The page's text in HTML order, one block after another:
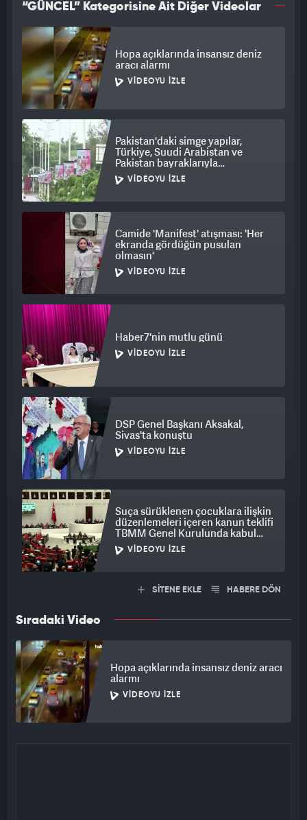
“GÜNCEL” Kategorisine Ait Diğer Videolar
Hopa açıklarında insansız deniz
aracı alarmı
VIDEOYU İZLE
Pakistan'daki simge yapılar,
Türkiye, Suudi Arabistan ve
Pakistan bayraklarıyla
ışıklandırıldı
VIDEOYU İZLE
Camide 'Manifest' atışması: 'Her
ekranda gördüğün pusulan
olmasın'
VIDEOYU İZLE
Haber7'nin mutlu günü
VIDEOYU İZLE
DSP Genel Başkanı Aksakal,
Sivas'ta konuştu
VIDEOYU İZLE
Suça sürüklenen çocuklara ilişkin
düzenlemeleri içeren kanun teklifi
TBMM Genel Kurulunda kabul
edildiVIDEOYU İZLE
SİTENE EKLE HABERE DÖN
Sıradaki Video
Hopa açıklarında insansız deniz aracı
alarmı
VIDEOYU İZLE